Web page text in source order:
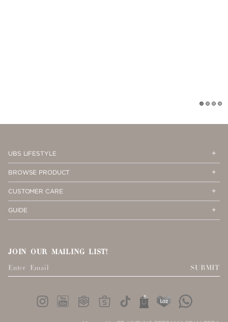
UBS LIFESTYLE
BROWSE PRODUCT
CUSTOMER CARE
GUIDE
JOIN OUR MAILING LIST!
SUBMIT